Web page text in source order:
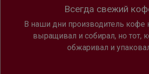
Всегда свежий
В наши дни производитель кофе
выращивал и собирал, но тот,
обжаривал и